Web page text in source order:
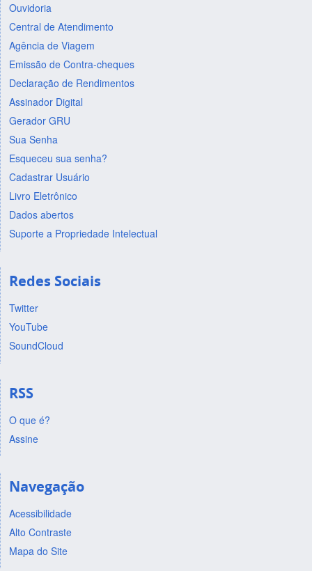
Ouvidoria
Central de Atendimento
Agência de Viagem
Emissão de Contra-cheques
Declaração de Rendimentos
Assinador Digital
Gerador GRU
Sua Senha
Esqueceu sua senha?
Cadastrar Usuário
Livro Eletrônico
Dados abertos
Suporte a Propriedade Intelectual
Redes Sociais
Twitter
YouTube
SoundCloud
RSS
O que é?
Assine
Navegação
Acessibilidade
Alto Contraste
Mapa do Site